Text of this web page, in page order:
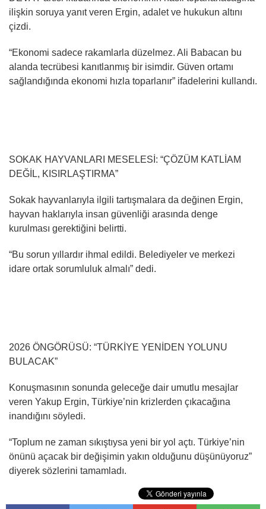
ilişkin soruya yanıt veren Ergin, adalet ve hukukun altını
çizdi.
“Ekonomi sadece rakamlarla düzelmez. Ali Babacan bu
alanda tecrübesi kanıtlanmış bir isimdir. Güven ortamı
sağlandığında ekonomi hızla toparlanır” ifadelerini kullandı.
SOKAK HAYVANLARI MESELESİ: “ÇÖZÜM KATLİAM
DEĞİL, KISIRLAŞTIRMA”
Sokak hayvanlarıyla ilgili tartışmalara da değinen Ergin,
hayvan haklarıyla insan güvenliği arasında denge
kurulması gerektiğini belirtti.
“Bu sorun yıllardır ihmal edildi. Belediyeler ve merkezi
idare ortak sorumluluk almalı” dedi.
2026 ÖNGÖRÜSÜ: “TÜRKİYE YENİDEN YOLUNU
BULACAK”
Konuşmasının sonunda geleceğe dair umutlu mesajlar
veren Yakup Ergin, Türkiye’nin krizlerden çıkacağına
inandığını söyledi.
“Toplum ne zaman sıkıştıysa yeni bir yol açtı. Türkiye’nin
önünü açacak bir değişimin yakın olduğunu düşünüyoruz”
diyerek sözlerini tamamladı.